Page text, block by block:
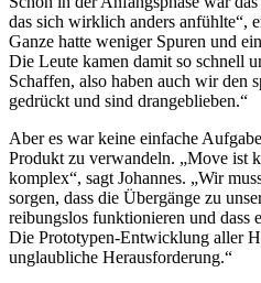
das sich wirklich anders anfühlte“,
Ganze hatte weniger Spuren und
Die Leute kamen damit so schnell
Schaffen, also haben auch wir
gedrückt und sind drangeblieben.“
Aber es war keine einfache
Produkt zu verwandeln. „Move ist
komplex“, sagt Johannes. „Wir
sorgen, dass die Übergänge zu
reibungslos funktionieren und dass
Die Prototypen-Entwicklung aller
unglaubliche Herausforderung.“